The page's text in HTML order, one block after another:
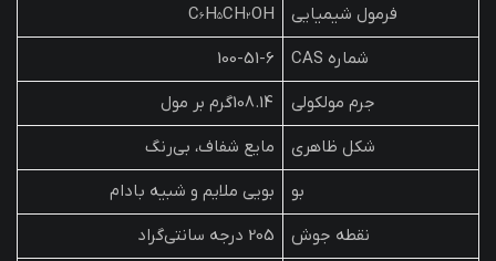
فرمول شیمیایی
C₆H₅CH₂OH
شماره CAS
100-51-6
جرم مولکولی
شکل ظاهری
مایع شفاف، بی‌رنگ
بو
بویی ملایم و شبیه بادام
نقطه جوش
205 درجه سانتی‌گراد